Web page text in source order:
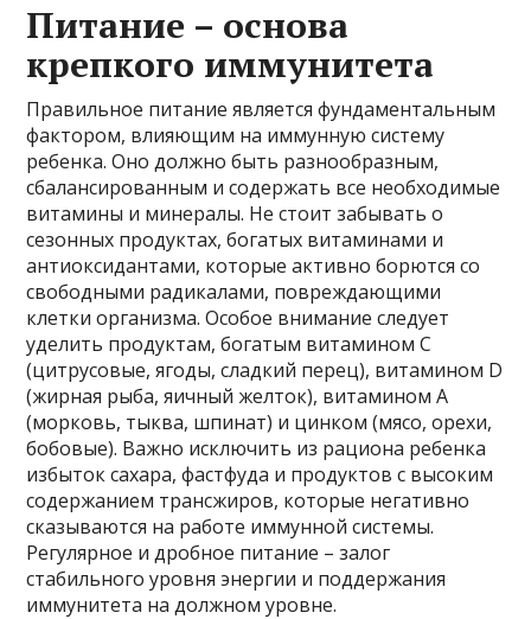
Питание – основа
крепкого иммунитета
Правильное питание является фундаментальным
фактором, влияющим на иммунную систему
ребенка. Оно должно быть разнообразным,
сбалансированным и содержать все необходимые
витамины и минералы. Не стоит забывать о
сезонных продуктах, богатых витаминами и
антиоксидантами, которые активно борются со
свободными радикалами, повреждающими
клетки организма. Особое внимание следует
уделить продуктам, богатым витамином С
(цитрусовые, ягоды, сладкий перец), витамином D
(жирная рыба, яичный желток), витамином А
(морковь, тыква, шпинат) и цинком (мясо, орехи,
бобовые). Важно исключить из рациона ребенка
избыток сахара, фастфуда и продуктов с высоким
содержанием трансжиров, которые негативно
сказываются на работе иммунной системы.
Регулярное и дробное питание – залог
стабильного уровня энергии и поддержания
иммунитета на должном уровне.